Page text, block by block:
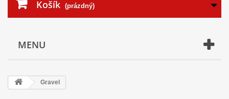
Košík (prázdný)
MENU
Gravel